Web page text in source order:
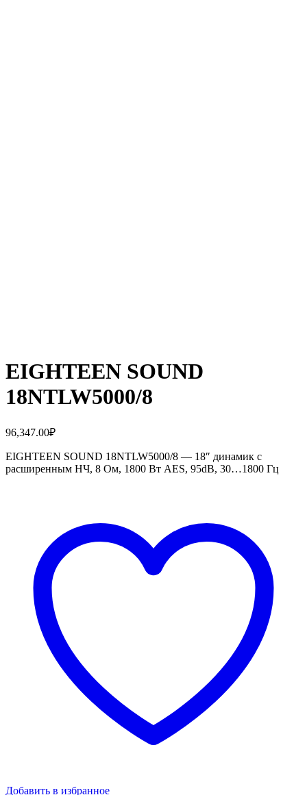
EIGHTEEN SOUND
18NTLW5000/8
96,347.00₽
EIGHTEEN SOUND 18NTLW5000/8 — 18″ динамик с
расширенным НЧ, 8 Ом, 1800 Вт AES, 95dB, 30…1800 Гц
Добавить в избранное